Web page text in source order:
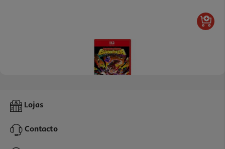
Jogo Donkey Kong Bananza Switch 2
79,89 €
Lojas
Contacto